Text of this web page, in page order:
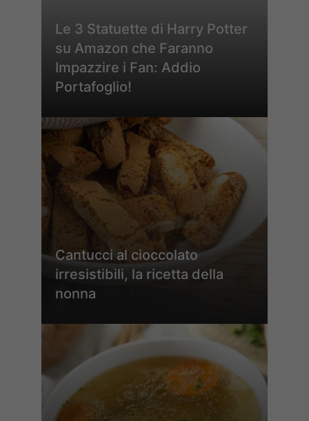
Le 3 Statuette di Harry Potter
su Amazon che Faranno
Impazzire i Fan: Addio
Portafoglio!
Cantucci al cioccolato
irresistibili, la ricetta della
nonna